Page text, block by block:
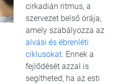
cirkadián ritmus, a
szervezet belső órája,
amely szabályozza az
alvási és ébrenléti
ciklusokat. Ennek a
fejlődését azzal is
segítheted, ha az esti